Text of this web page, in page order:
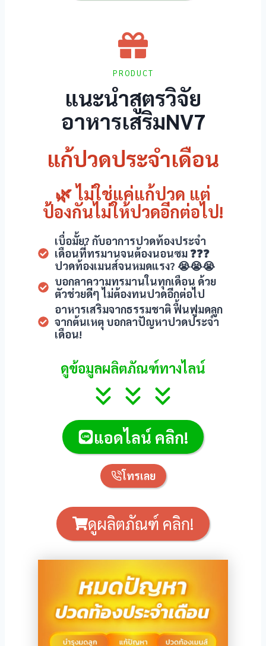
PRODUCT
แนะนำสูตรวิจัย
อาหารเสริมNV7
แก้ปวดประจำเดือน
🌿 ไม่ใช่แค่แก้ปวด แต่
ป้องกันไม่ให้ปวดอีกต่อไป!
เบื่อมั้ย? กับอาการปวดท้องประจำ
เดือนที่ทรมานจนต้องนอนซม ❓❓❓
ปวดท้องเมนส์จนหมดแรง? 😭😭😭
บอกลาความทรมานในทุกเดือน ด้วย
ตัวช่วยดีๆ ไม่ต้องทนปวดอีกต่อไป
อาหารเสริมจากธรรมชาติ ฟื้นฟูมดลูก
จากต้นเหตุ บอกลาปัญหาปวดประจำ
เดือน!
ดูข้อมูลผลิตภัณฑ์ทางไลน์
แอดไลน์ คลิก!
โทรเลย
ดูผลิตภัณฑ์ คลิก!